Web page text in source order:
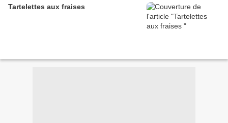
Tartelettes aux fraises